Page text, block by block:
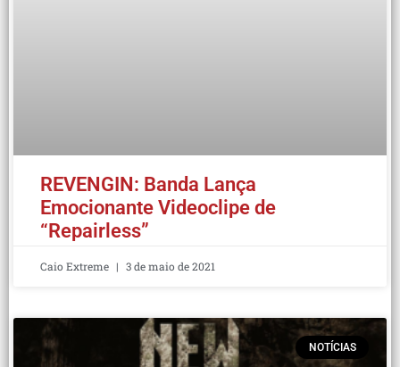
REVENGIN: Banda Lança
Emocionante Videoclipe de
“Repairless”
Caio Extreme 3 de maio de 2021
NOTÍCIAS